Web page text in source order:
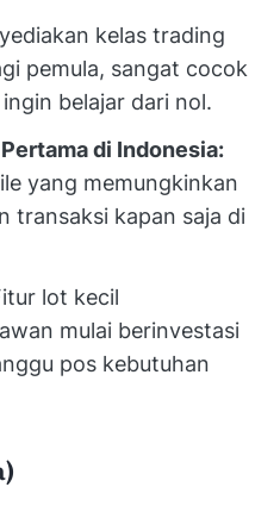
kelas trading
pemula, sangat cocok
belajar dari nol.
di Indonesia:
yang memungkinkan
transaksi kapan saja di
lot kecil
mulai berinvestasi
pos kebutuhan